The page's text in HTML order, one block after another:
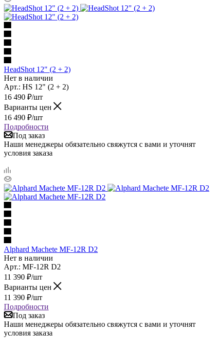
HeadShot 12" (2 + 2)
Нет в наличии
Арт.: HS 12" (2 + 2)
16 490 ₽/шт
Варианты цен
16 490 ₽/шт
Подробности
Под заказ
Наши менеджеры обязательно свяжутся с вами и уточнят
условия заказа
Alphard Machete MF-12R D2
Нет в наличии
Арт.: MF-12R D2
11 390 ₽/шт
Варианты цен
11 390 ₽/шт
Подробности
Под заказ
Наши менеджеры обязательно свяжутся с вами и уточнят
условия заказа